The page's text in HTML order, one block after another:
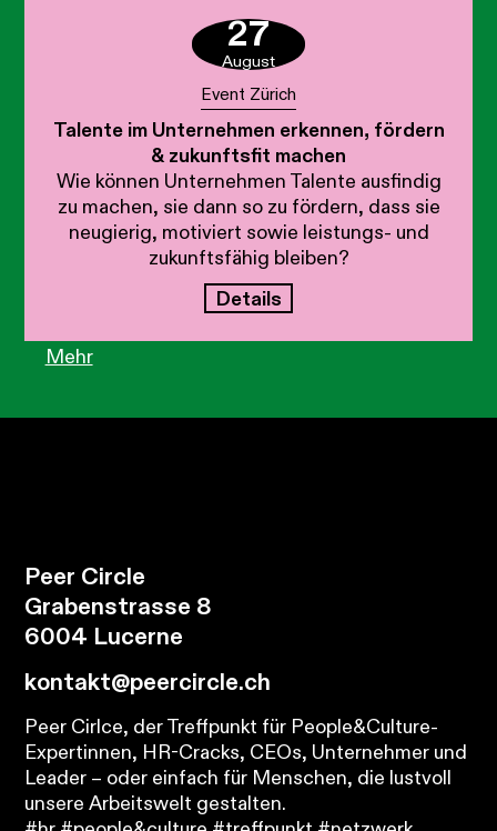
27
August
Event Zürich
Talente im Unternehmen erkennen, fördern
& zukunftsfit machen
Wie können Unternehmen Talente ausfindig
zu machen, sie dann so zu fördern, dass sie
neugierig, motiviert sowie leistungs- und
zukunftsfähig bleiben?
Details
Mehr
Peer Circle
Grabenstrasse 8
6004 Lucerne
kontakt@peercircle.ch
Peer Cirlce, der Treffpunkt für People&Culture-
Expertinnen, HR-Cracks, CEOs, Unternehmer und
Leader – oder einfach für Menschen, die lustvoll
unsere Arbeitswelt gestalten.